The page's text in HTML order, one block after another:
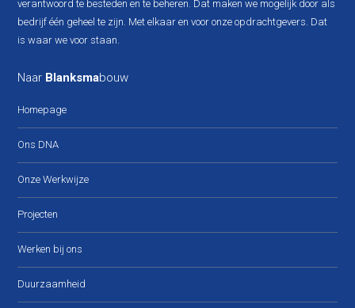
verantwoord te besteden en te beheren. Dat maken we mogelijk door als
bedrijf één geheel te zijn. Met elkaar en voor onze opdrachtgevers. Dat
is waar we voor staan.
Naar Blanksmabouw
Homepage
Ons DNA
Onze Werkwijze
Projecten
Werken bij ons
Duurzaamheid